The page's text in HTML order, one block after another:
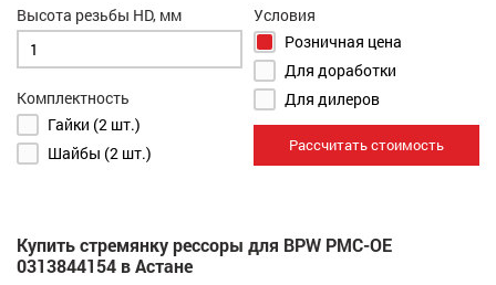
Высота резьбы HD, мм
Комплектность
Гайки (2 шт.)
Шайбы (2 шт.)
Условия
Розничная цена
Для доработки
Для дилеров
Рассчитать стоимость
Купить стремянку рессоры для BPW РМС-OE
0313844154 в Астане